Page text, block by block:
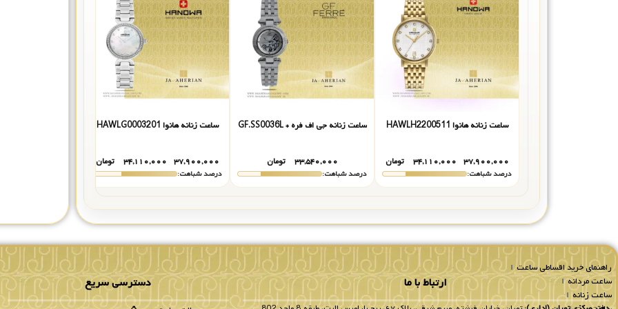
ساعت زنانه هانوا HAWLH2200511
۳۷,۹۰۰,۰۰۰ ۳۴,۱۱۰,۰۰۰
تومان
درصد شباهت:
ساعت زنانه جی اف فره * GF.SS0036L
۳۳,۵۴۰,۰۰۰
تومان
درصد شباهت:
ساعت زنانه هانوا HAWLG0003201
۳۷,۹۰۰,۰۰۰ ۳۴,۱۱۰,۰۰۰
تومان
درصد شباهت:
راهنمای خرید اقساطی ساعت
ساعت مردانه
ساعت زنانه
ارتباط با ما دسترسی سریع